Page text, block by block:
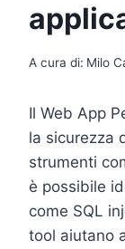
A cura di: Milo
Il Web App
la sicurezza
strumenti
è possibile
come SQL
tool aiutano